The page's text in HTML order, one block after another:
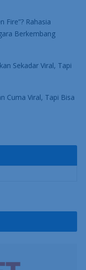
Fire”? Rahasia
Berkembang
Sekadar Viral, Tapi
Cuma Viral, Tapi Bisa